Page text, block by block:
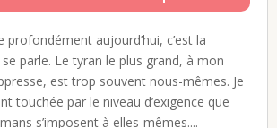
profondément aujourd’hui, c’est la
parle. Le tyran le plus grand, à mon
est trop souvent nous-mêmes. Je
touchée par le niveau d’exigence que
s’imposent à elles-mêmes....